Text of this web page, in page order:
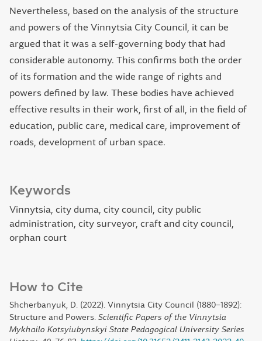
Keywords
Vinnytsia, city duma, city council, city public
administration, city surveyor, craft and city council,
orphan court
How to Cite
Shcherbanyuk, D. (2022). Vinnytsia City Council (1880–1892):
Structure and Powers. Scientific Papers of the Vinnytsia
Mykhailo Kotsyiubynskyi State Pedagogical University Series
Nevertheless, based on the analysis of the structure
and powers of the Vinnytsia City Council, it can be
argued that it was a self-governing body that had
considerable autonomy. This confirms both the order
of its formation and the wide range of rights and
powers defined by law. These bodies have achieved
effective results in their work, first of all, in the field of
education, public care, medical care, improvement of
roads, development of urban space.